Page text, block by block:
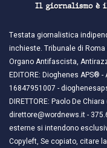
Testata giornalistica
inchieste. Tribunale di
Organo Antifascista,
EDITORE: Dioghenes APS®
16847951007 -
DIRETTORE: Paolo De
direttore@wordnews.it -
esterne si intendono
Copyleft, Se copiato, citare